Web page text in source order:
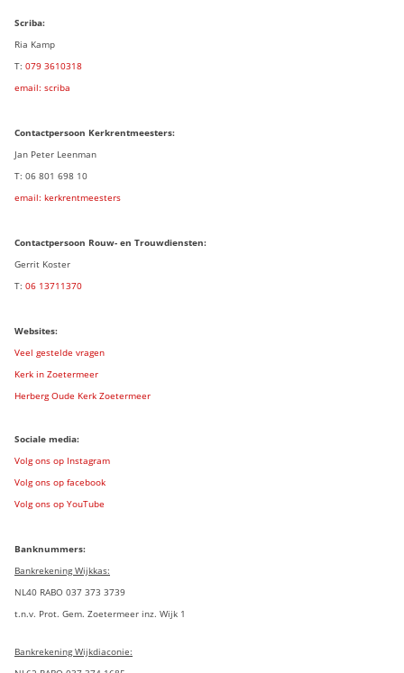
Scriba:
Ria Kamp
T: 079 3610318
email: scriba
Contactpersoon Kerkrentmeesters:
Jan Peter Leenman
T: 06 801 698 10
email: kerkrentmeesters
Contactpersoon Rouw- en Trouwdiensten:
Gerrit Koster
T: 06 13711370
Websites:
Veel gestelde vragen
Kerk in Zoetermeer
Herberg Oude Kerk Zoetermeer
Sociale media:
Volg ons op Instagram
Volg ons op facebook
Volg ons op YouTube
Banknummers:
Bankrekening Wijkkas:
NL40 RABO 037 373 3739
t.n.v. Prot. Gem. Zoetermeer inz. Wijk 1
Bankrekening Wijkdiaconie: